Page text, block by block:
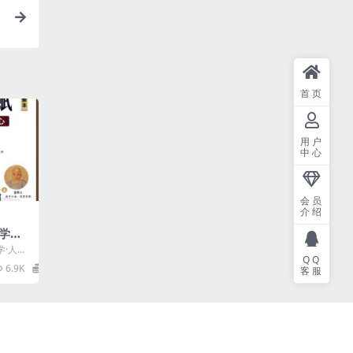
会
子
人伦
学
6.9K
首页
用户
中心
会员
介绍
QQ
客服